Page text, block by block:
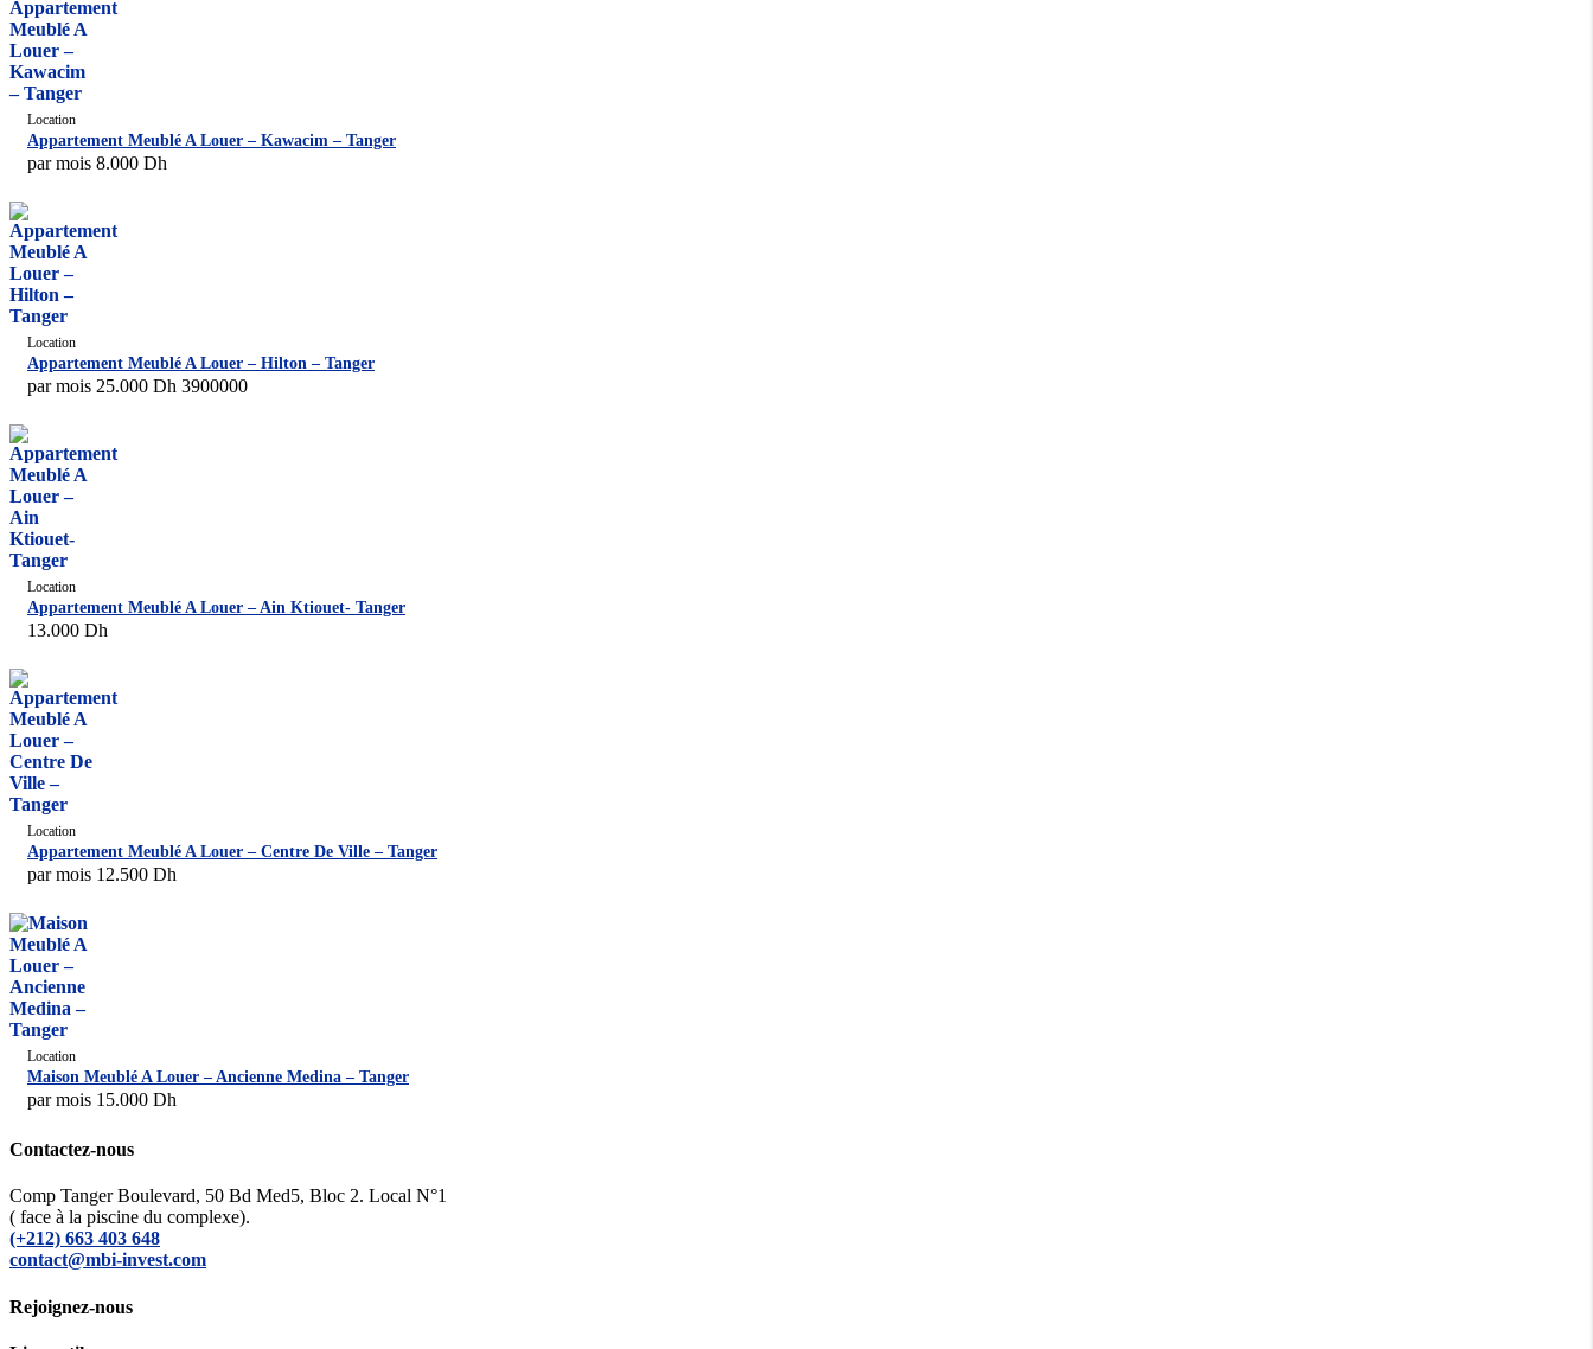
Location
Appartement Meublé A Louer – Kawacim – Tanger
par mois 8.000 Dh
Location
Appartement Meublé A Louer – Hilton – Tanger
par mois 25.000 Dh 3900000
Location
Appartement Meublé A Louer – Ain Ktiouet- Tanger
13.000 Dh
Location
Appartement Meublé A Louer – Centre De Ville – Tanger
par mois 12.500 Dh
Location
Maison Meublé A Louer – Ancienne Medina – Tanger
par mois 15.000 Dh
Contactez-nous
Comp Tanger Boulevard, 50 Bd Med5, Bloc 2. Local N°1
( face à la piscine du complexe).
(+212) 663 403 648
contact@mbi-invest.com
Rejoignez-nous